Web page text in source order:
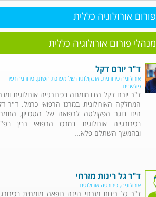
פורום אורולוגיה כללית
מנהלי פורום אורולוגיה כללית
ד"ר יורם דקל
אורולוגיה כירורגית, אונקולוגיה של מערכת השתן, כירורגיה זעיר
פולשנית
ד"ר יורם דקל הינו מומחה בכירורגייה אורולוגית
המחלקה האורולוגית במרכז הרפואי כרמל. ד"ר
הינו בוגר הפקולטה לרפואה של הטכניון,
בכירורגייה אורולוגית במרכז הרפואי רבין
ובהמשך השתלם פלא...
ד"ר גל רינות מזרחי
אורולוגיה, כירורגיה אורולוגית
ד"ר גל רינות מזרחי הינה רופאה מומחית